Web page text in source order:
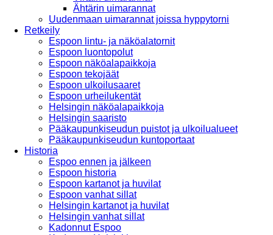
Ähtärin uimarannat
Uudenmaan uimarannat joissa hyppytorni
Retkeily
Espoon lintu- ja näköalatornit
Espoon luontopolut
Espoon näköalapaikkoja
Espoon tekojäät
Espoon ulkoilusaaret
Espoon urheilukentät
Helsingin näköalapaikkoja
Helsingin saaristo
Pääkaupunkiseudun puistot ja ulkoilualueet
Pääkaupunkiseudun kuntoportaat
Historia
Espoo ennen ja jälkeen
Espoon historia
Espoon kartanot ja huvilat
Espoon vanhat sillat
Helsingin kartanot ja huvilat
Helsingin vanhat sillat
Kadonnut Espoo